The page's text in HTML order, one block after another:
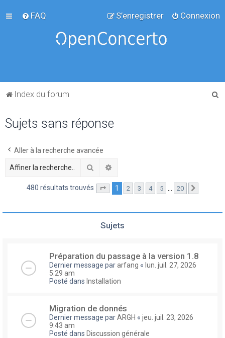
FAQ Connexion
S’enregistrer
Index du forum
Sujets sans réponse
Aller à la recherche avancée
Rechercher
480 résultats trouvés Page sur20
1 2 3 4 5 … 20
Sujets
Préparation du passage à la version 1.8
Dernier message pararfang « lun. juil. 27, 2026
5:29 am
Posté dans Installation
Migration de donnés
Dernier message parARGH « jeu. juil. 23, 2026
9:43 am
Posté dans Discussion générale